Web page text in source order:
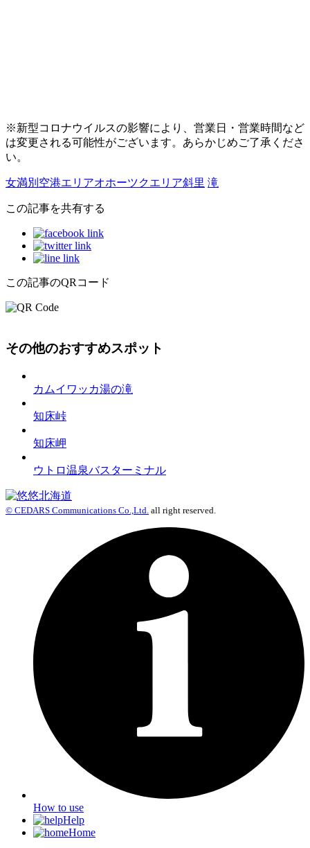
※新型コロナウイルスの影響により、営業日・営業時間など
は変更される可能性がございます。あらかじめご了承くださ
い。
女満別空港エリアオホーツクエリア斜里 滝
この記事を共有する
この記事のQRコード
その他のおすすめスポット
カムイワッカ湯の滝
知床峠
知床岬
ウトロ温泉バスターミナル
© CEDARS Communications Co.,Ltd. all right reserved.
How to use
Help
Home